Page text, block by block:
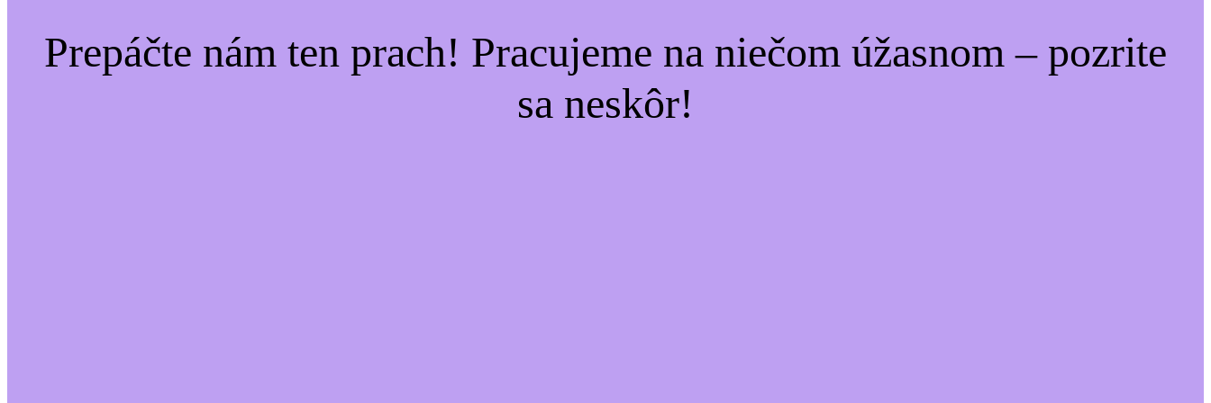
Prepáčte nám ten prach! Pracujeme na niečom úžasnom – pozrite
sa neskôr!